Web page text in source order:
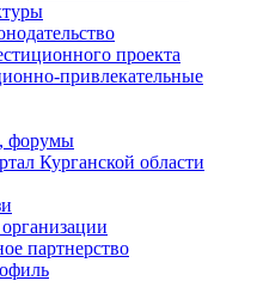
проекта
привлекательные
форумы
Курганской области
партнерство